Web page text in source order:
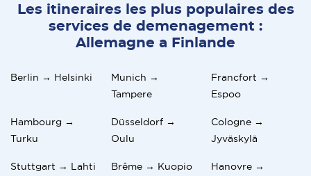
Les itineraires les plus populaires des
services de demenagement :
Allemagne a Finlande
Berlin → Helsinki
Munich →
Tampere
Francfort →
Espoo
Hambourg →
Turku
Düsseldorf →
Oulu
Cologne →
Jyväskylä
Stuttgart → Lahti Brême → Kuopio
Hanovre →